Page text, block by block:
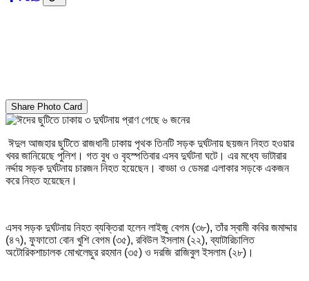
Share Photo Card
ঈদুল আজহার ছুটিতে রাজধানী ঢাকায় পৃথক তিনটি সড়ক দুর্ঘটনায় ছয়জন নিহত হওয়ার
খবর জানিয়েছে পুলিশ। গত বুধ ও বৃহস্পতিবার এসব দুর্ঘটনা ঘটে। এর মধ্যে ভাটারার
নর্দ্দায় সড়ক দুর্ঘটনায় চারজন নিহত হয়েছেন। বাড্ডা ও ডেমরা এলাকার সড়কে একজন
করে নিহত হয়েছেন।
এসব সড়ক দুর্ঘটনায় নিহত ব্যক্তিরা হলেন লাইজু বেগম (৩৮), তাঁর স্বামী কবির জমাদ্দার
(৪৭), ফুফাতো বোন খুশি বেগম (৩৫), রবিউল ইসলাম (২২), ব্যাটারিচালিত
অটোরিকশাচালক মোখলেছুর রহমান (৩৫) ও দরজি রাজিবুল ইসলাম (২৮)।